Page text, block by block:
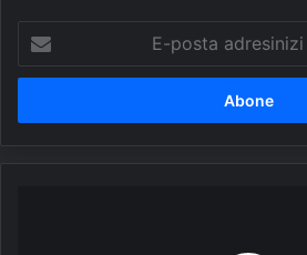
posta
adresinizi